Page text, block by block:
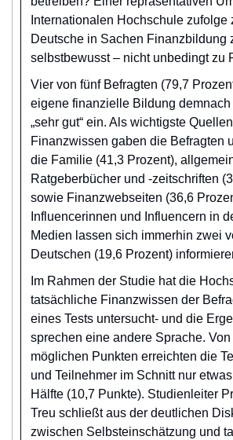
Internationalen Hochschule zufolge
Deutsche in Sachen Finanzbildung
selbstbewusst – nicht unbedingt zu
Vier von fünf Befragten (79,7
eigene finanzielle Bildung demnach
„sehr gut“ ein. Als wichtigste
Finanzwissen gaben die Befragten
die Familie (41,3 Prozent),
Ratgeberbücher und -zeitschriften
sowie Finanzwebseiten (36,6
Influencerinnen und Influencern in
Medien lassen sich immerhin zwei
Deutschen (19,6 Prozent)
Im Rahmen der Studie hat die
tatsächliche Finanzwissen der
eines Tests untersucht- und die
sprechen eine andere Sprache.
möglichen Punkten erreichten die
und Teilnehmer im Schnitt nur
Hälfte (10,7 Punkte). Studienleiter
Treu schließt aus der deutlichen
zwischen Selbsteinschätzung und